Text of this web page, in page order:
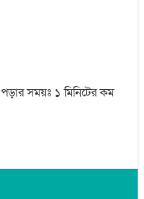
পড়ার সময়ঃ ১ মিনিটের কম